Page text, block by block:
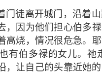
门徒离开城门，沿着
，因为他们担心伯多
高烧，情况很危急。
有伯多禄的女儿。
让自己的头靠近她